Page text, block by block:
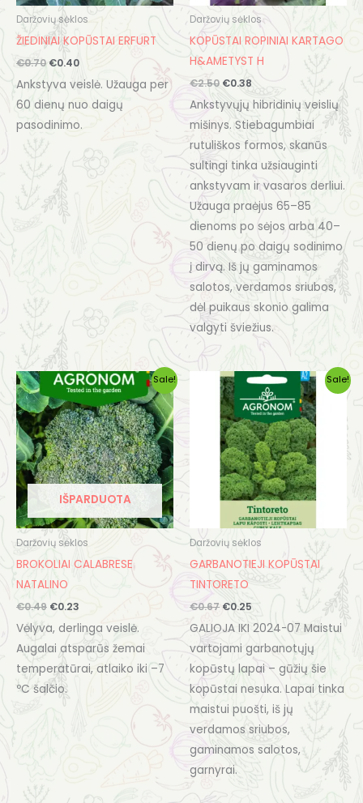
Daržovių sėklos
ŽIEDINIAI KOPŪSTAI ERFURT
€0.70 €0.40
Ankstyva veislė. Užauga per
60 dienų nuo daigų
pasodinimo.
Daržovių sėklos
KOPŪSTAI ROPINIAI KARTAGO
H&AMETYST H
€2.50 €0.38
Ankstyvųjų hibridinių veislių
mišinys. Stiebagumbiai
rutuliškos formos, skanūs
sultingi tinka užsiauginti
ankstyvam ir vasaros derliui.
Užauga praėjus 65–85
dienoms po sėjos arba 40–
50 dienų po daigų sodinimo
į dirvą. Iš jų gaminamos
salotos, verdamos sriubos,
dėl puikaus skonio galima
valgyti šviežius.
Sale!
IŠPARDUOTA
Daržovių sėklos
BROKOLIAI CALABRESE
NATALINO
€0.49
Original
price
was:
€0.49.
€0.23
Current
price
is:
€0.23.
Vėlyva, derlinga veislė.
Augalai atsparūs žemai
temperatūrai, atlaiko iki –7
ºC šalčio.
Sale!
Daržovių sėklos
GARBANOTIEJI KOPŪSTAI
TINTORETO
€0.67
Original
price
was:
€0.67.
€0.25
Current
price
is:
€0.25.
GALIOJA IKI 2024-07 Maistui
vartojami garbanotųjų
kopūstų lapai – gūžių šie
kopūstai nesuka. Lapai tinka
maistui puošti, iš jų
verdamos sriubos,
gaminamos salotos,
garnyrai.